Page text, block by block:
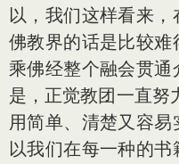
以，我们这样看来
佛教界的话是比较
乘佛经整个融会贯
是，正觉教团一直努
用简单、清楚又容
以我们在每一种的